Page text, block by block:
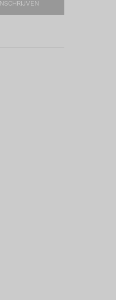
INSCHRIJVEN